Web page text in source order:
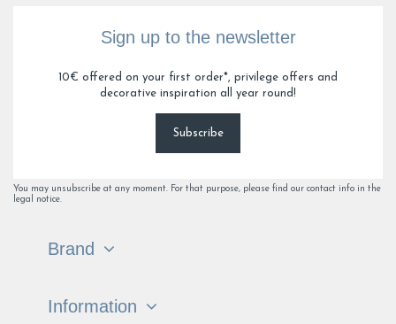
Sign up to the newsletter
10€ offered on your first order*, privilege offers and
decorative inspiration all year round!
Subscribe
You may unsubscribe at any moment. For that purpose, please find our contact info in the
legal notice.
Brand
Information